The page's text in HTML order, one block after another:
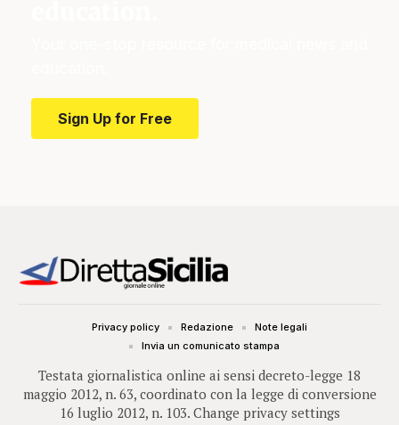
Sign Up for Free
Testata giornalistica online ai sensi decreto-legge 18
maggio 2012, n. 63, coordinato con la legge di conversione
16 luglio 2012, n. 103. Change privacy settings
Privacy policy Redazione
Note legali
Invia un comunicato stampa